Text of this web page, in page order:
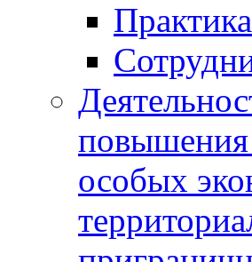
Практика
повышения
особых